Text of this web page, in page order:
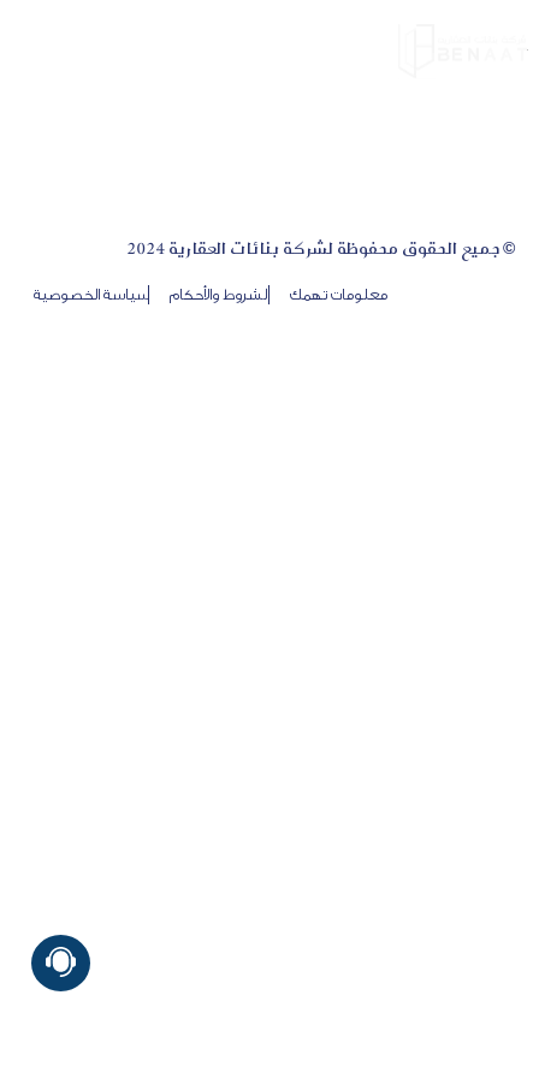
© جميع الحقوق محفوظة لشركة بنائات العقارية 2024
معلومات تهمك الشروط والأحكام سياسة الخصوصية